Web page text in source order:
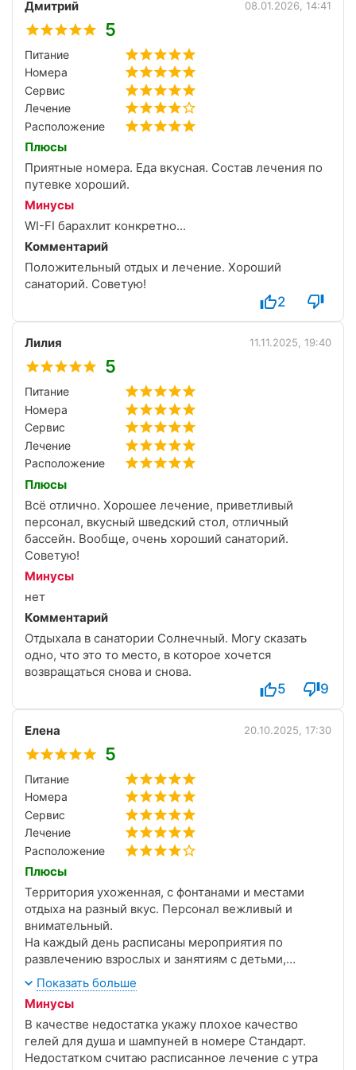
Дмитрий 08.01.2026, 14:41
5
Питание
Номера
Сервис
Лечение
Расположение
Плюсы
Приятные номера. Еда вкусная. Состав лечения по
путевке хороший.
Минусы
WI-FI барахлит конкретно...
Комментарий
Положительный отдых и лечение. Хороший
санаторий. Советую!
2
Лилия 11.11.2025, 19:40
5
Питание
Номера
Сервис
Лечение
Расположение
Плюсы
Всё отлично. Хорошее лечение, приветливый
персонал, вкусный шведский стол, отличный
бассейн. Вообще, очень хороший санаторий.
Советую!
Минусы
нет
Комментарий
Отдыхала в санатории Солнечный. Могу сказать
одно, что это то место, в которое хочется
возвращаться снова и снова.
5 9
Елена 20.10.2025, 17:30
5
Питание
Номера
Сервис
Лечение
Расположение
Плюсы
Территория ухоженная, с фонтанами и местами
отдыха на разный вкус. Персонал вежливый и
внимательный.
На каждый день расписаны мероприятия по
развлечению взрослых и занятиям с детьми,
проспекты разложены в столовой, в вестибюле и
на доске объявлений.
На охране выдаю зонты для прогулок.
В любое время можно сходить в бассейн, хамам,
сауну, аромакомнату, джакузи и солярий без
ограничения по времени.
Показать больше
Минусы
В качестве недостатка укажу плохое качество
гелей для душа и шампуней в номере Стандарт.
Недостатком считаю расписанное лечение с утра